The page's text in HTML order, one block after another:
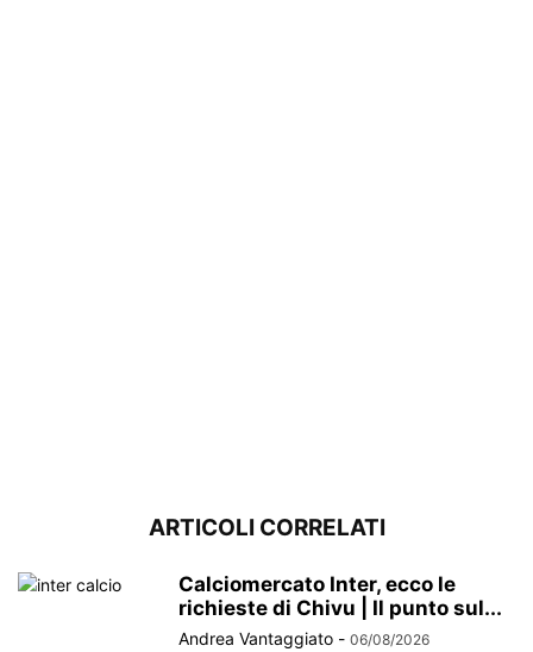
ARTICOLI CORRELATI
Calciomercato Inter, ecco le
richieste di Chivu | Il punto sul...
Andrea Vantaggiato - 06/08/2026